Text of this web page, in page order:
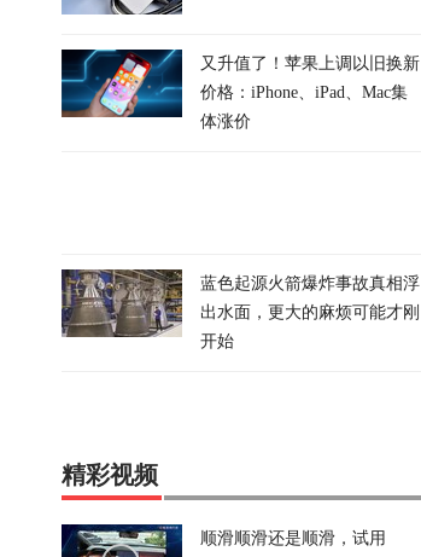
又升值了！苹果上调以旧换新
价格：iPhone、iPad、Mac集
体涨价
蓝色起源火箭爆炸事故真相浮
出水面，更大的麻烦可能才刚
开始
精彩视频
顺滑顺滑还是顺滑，试用